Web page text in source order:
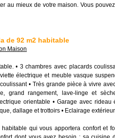
au mieux de votre maison. Vous
de 92 m2 habitable
Maison
• 3 chambres avec placards
électrique et meuble vasque
• Très grande pièce à vivre
grand rangement, lave-linge et
orientable • Garage avec
dallage et trottoirs • Eclairage
qui vous apportera confort et